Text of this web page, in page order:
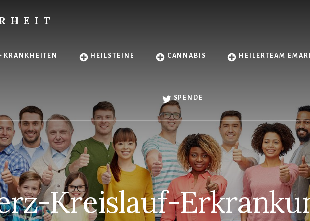
KRANKHEITEN HEILSTEINE CANNABIS HEILERTEAM
SPENDE
Kreislauf-